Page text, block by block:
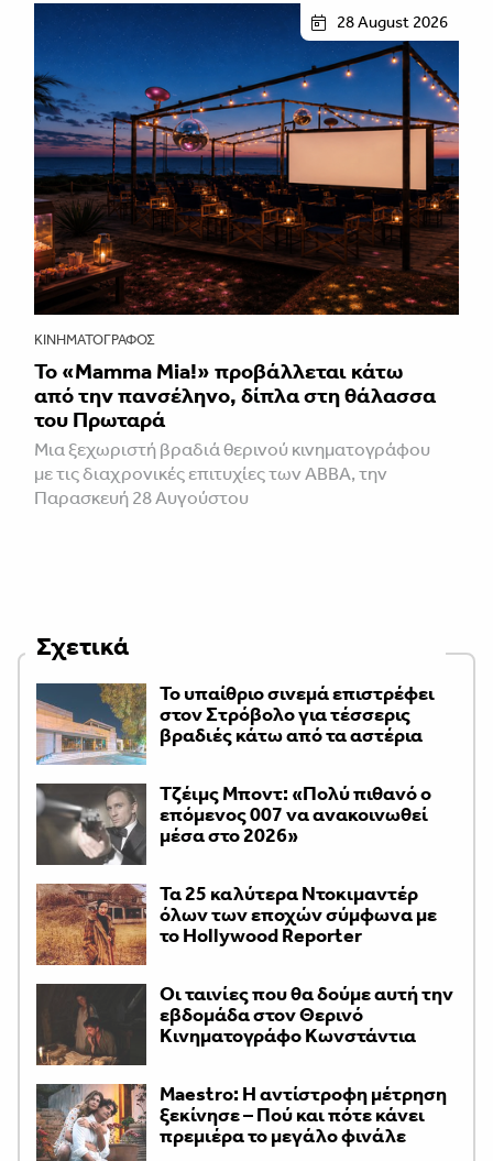
28 August 2026
ΚΙΝΗΜΑΤΟΓΡΆΦΟΣ
Το «Mamma Mia!» προβάλλεται κάτω
από την πανσέληνο, δίπλα στη θάλασσα
του Πρωταρά
Μια ξεχωριστή βραδιά θερινού κινηματογράφου
με τις διαχρονικές επιτυχίες των ABBA, την
Παρασκευή 28 Αυγούστου
Σχετικά
Το υπαίθριο σινεμά επιστρέφει
στον Στρόβολο για τέσσερις
βραδιές κάτω από τα αστέρια
Τζέιμς Μποντ: «Πολύ πιθανό ο
επόμενος 007 να ανακοινωθεί
μέσα στο 2026»
Τα 25 καλύτερα Ντοκιμαντέρ
όλων των εποχών σύμφωνα με
το Hollywood Reporter
Οι ταινίες που θα δούμε αυτή την
εβδομάδα στον Θερινό
Κινηματογράφο Κωνστάντια
Maestro: Η αντίστροφη μέτρηση
ξεκίνησε – Πού και πότε κάνει
πρεμιέρα το μεγάλο φινάλε